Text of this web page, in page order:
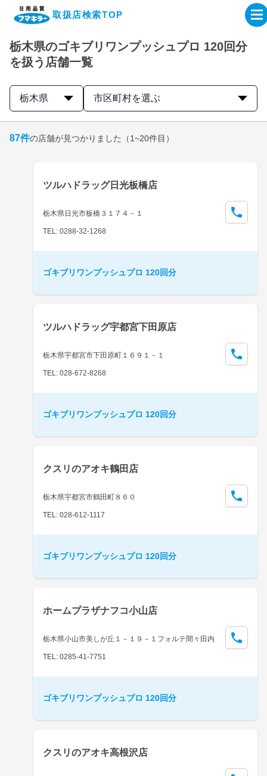
取扱店検索TOP
企業・IR情報サイト
製品情報サイト
取扱店検索はこちら
栃木県のゴキブリワンプッシュプロ 120回分
を扱う店舗一覧
栃木県 市区町村を選ぶ
87件の店舗が見つかりました （1~20件目）
ツルハドラッグ日光板橋店
栃木県日光市板橋３１７４－１
TEL: 0288-32-1268
ゴキブリワンプッシュプロ 120回分
ツルハドラッグ宇都宮下田原店
栃木県宇都宮市下田原町１６９１－１
TEL: 028-672-8268
ゴキブリワンプッシュプロ 120回分
クスリのアオキ鶴田店
栃木県宇都宮市鶴田町８６０
TEL: 028-612-1117
ゴキブリワンプッシュプロ 120回分
ホームプラザナフコ小山店
栃木県小山市美しが丘１－１９－１フォルテ間々田内
TEL: 0285-41-7751
ゴキブリワンプッシュプロ 120回分
クスリのアオキ高根沢店